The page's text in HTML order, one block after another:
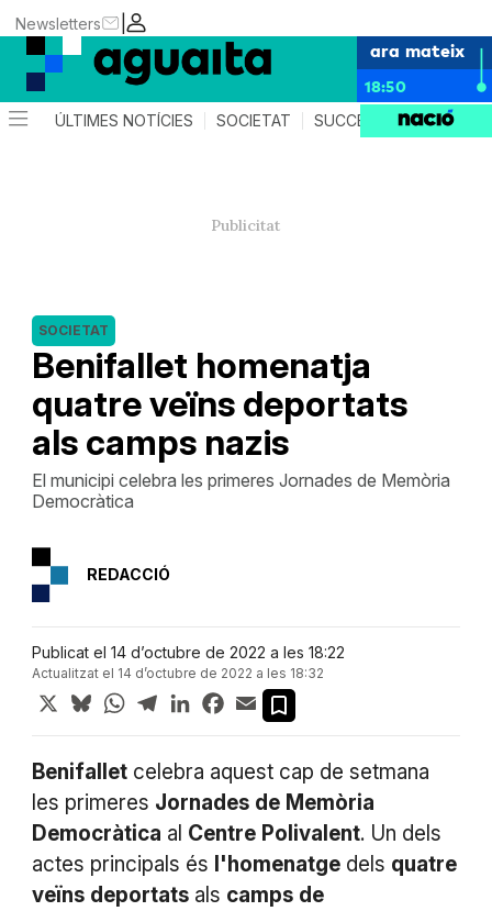
|
Newsletters
ara mateix
18:50
ÚLTIMES NOTÍCIES SOCIETAT SUCCESSOS AGENDA
Benifallet homenatja
quatre veïns deportats
als camps nazis
SOCIETAT
El municipi celebra les primeres Jornades de Memòria
Democràtica
REDACCIÓ
Publicat el 14 d’octubre de 2022 a les 18:22
Actualitzat el 14 d’octubre de 2022 a les 18:32
X BlueskyWhatsApp
TelegramLinkedInFacebook
Email
Benifalletcelebra aquest cap de setmana
les primeres Jornades de Memòria
Democràtica al Centre Polivalent. Un dels
actes principals és l'homenatgedels quatre
veïns deportatsals camps de